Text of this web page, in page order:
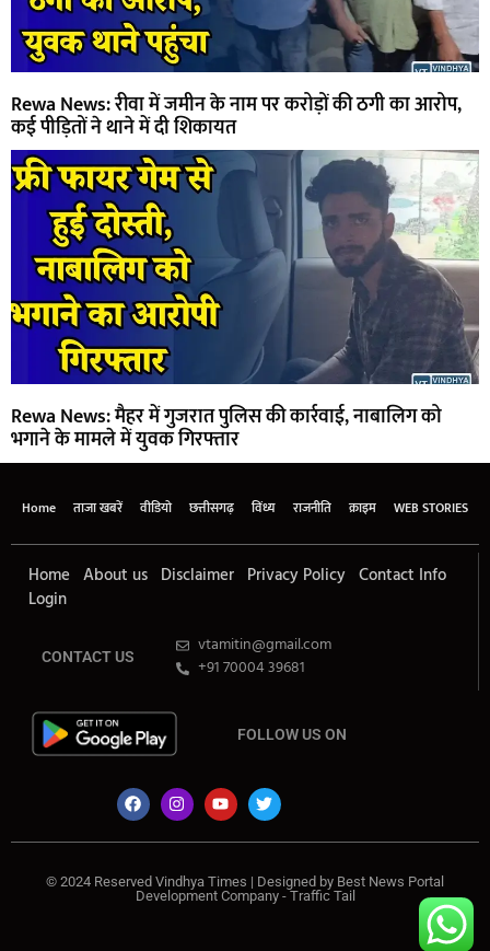
Rewa News: रीवा में जमीन के नाम पर करोड़ों की ठगी का आरोप,
कई पीड़ितों ने थाने में दी शिकायत
Rewa News: मैहर में गुजरात पुलिस की कार्रवाई, नाबालिग को
भगाने के मामले में युवक गिरफ्तार
Home ताजा खबरें वीडियो छत्तीसगढ़ विंध्य राजनीति क्राइम WEB STORIES
Home About us Disclaimer Privacy Policy Contact Info
Login
CONTACT US
vtamitin@gmail.com
+91 70004 39681
FOLLOW US ON
© 2024 Reserved Vindhya Times | Designed by Best News Portal
Development Company- Traffic Tail